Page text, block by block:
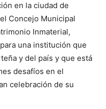
en la ciudad de
Concejo Municipal
Inmaterial,
una institución que
y del país y que está
desafíos en el
celebración de su